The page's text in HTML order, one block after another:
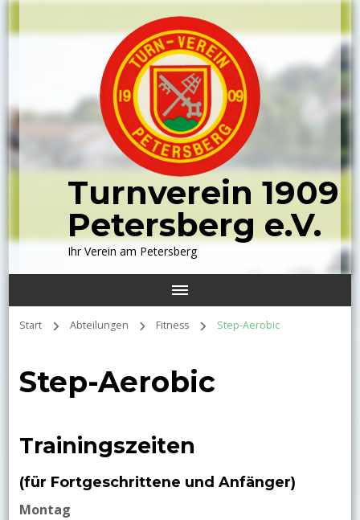
Turnverein 1909
Petersberg e.V.
Ihr Verein am Petersberg
Start Abteilungen Fitness Step-Aerobic
Step-Aerobic
Trainingszeiten
(für Fortgeschrittene und Anfänger)
Montag